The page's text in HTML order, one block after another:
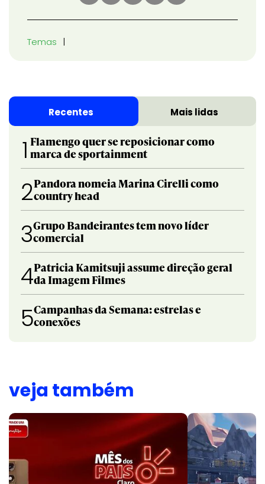
Temas
Recentes Mais lidas
1 Flamengo quer se reposicionar como
marca de sportainment
2Pandora nomeia Marina Cirelli como
country head
3Grupo Bandeirantes tem novo líder
comercial
4Patricia Kamitsuji assume direção geral
da Imagem Filmes
5Campanhas da Semana: estrelas e
conexões
veja também